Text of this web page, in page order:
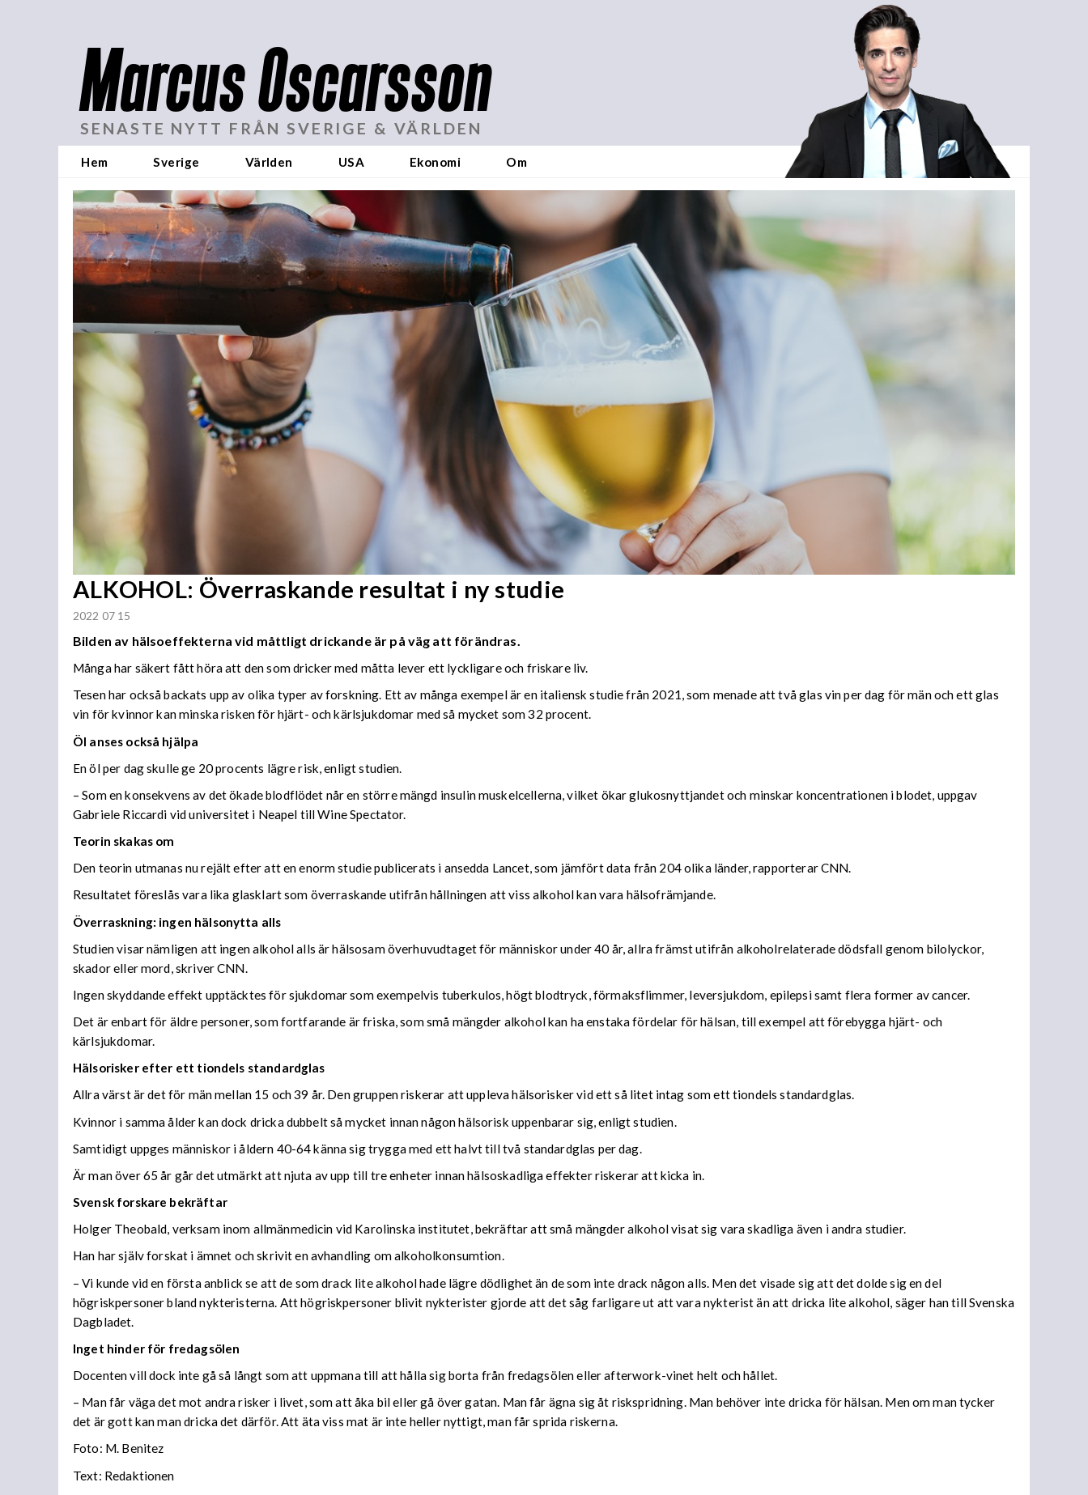
Marcus Oscarsson
SENASTE NYTT FRÅN SVERIGE & VÄRLDEN
Hem Sverige Världen USA Ekonomi Om
ALKOHOL: Överraskande resultat i ny studie
2022 07 15
Bilden av hälsoeffekterna vid måttligt drickande är på väg att förändras.
Många har säkert fått höra att den som dricker med måtta lever ett lyckligare och friskare liv.
Tesen har också backats upp av olika typer av forskning. Ett av många exempel är en italiensk studie från 2021, som menade att två glas vin per dag för män och ett glas
vin för kvinnor kan minska risken för hjärt- och kärlsjukdomar med så mycket som 32 procent.
Öl anses också hjälpa
En öl per dag skulle ge 20 procents lägre risk, enligt studien.
– Som en konsekvens av det ökade blodflödet når en större mängd insulin muskelcellerna, vilket ökar glukosnyttjandet och minskar koncentrationen i blodet, uppgav
Gabriele Riccardi vid universitet i Neapel till Wine Spectator.
Teorin skakas om
Den teorin utmanas nu rejält efter att en enorm studie publicerats i ansedda Lancet, som jämfört data från 204 olika länder, rapporterar CNN.
Resultatet föreslås vara lika glasklart som överraskande utifrån hållningen att viss alkohol kan vara hälsofrämjande.
Överraskning: ingen hälsonytta alls
Studien visar nämligen att ingen alkohol alls är hälsosam överhuvudtaget för människor under 40 år, allra främst utifrån alkoholrelaterade dödsfall genom bilolyckor,
skador eller mord, skriver CNN.
Ingen skyddande effekt upptäcktes för sjukdomar som exempelvis tuberkulos, högt blodtryck, förmaksflimmer, leversjukdom, epilepsi samt flera former av cancer.
Det är enbart för äldre personer, som fortfarande är friska, som små mängder alkohol kan ha enstaka fördelar för hälsan, till exempel att förebygga hjärt- och
kärlsjukdomar.
Hälsorisker efter ett tiondels standardglas
Allra värst är det för män mellan 15 och 39 år. Den gruppen riskerar att uppleva hälsorisker vid ett så litet intag som ett tiondels standardglas.
Kvinnor i samma ålder kan dock dricka dubbelt så mycket innan någon hälsorisk uppenbarar sig, enligt studien.
Samtidigt uppges människor i åldern 40-64 känna sig trygga med ett halvt till två standardglas per dag.
Är man över 65 år går det utmärkt att njuta av upp till tre enheter innan hälsoskadliga effekter riskerar att kicka in.
Svensk forskare bekräftar
Holger Theobald, verksam inom allmänmedicin vid Karolinska institutet, bekräftar att små mängder alkohol visat sig vara skadliga även i andra studier.
Han har själv forskat i ämnet och skrivit en avhandling om alkoholkonsumtion.
– Vi kunde vid en första anblick se att de som drack lite alkohol hade lägre dödlighet än de som inte drack någon alls. Men det visade sig att det dolde sig en del
högriskpersoner bland nykteristerna. Att högriskpersoner blivit nykterister gjorde att det såg farligare ut att vara nykterist än att dricka lite alkohol, säger han till Svenska
Dagbladet.
Inget hinder för fredagsölen
Docenten vill dock inte gå så långt som att uppmana till att hålla sig borta från fredagsölen eller afterwork-vinet helt och hållet.
– Man får väga det mot andra risker i livet, som att åka bil eller gå över gatan. Man får ägna sig åt riskspridning. Man behöver inte dricka för hälsan. Men om man tycker
det är gott kan man dricka det därför. Att äta viss mat är inte heller nyttigt, man får sprida riskerna.
Foto: M. Benitez
Text: Redaktionen